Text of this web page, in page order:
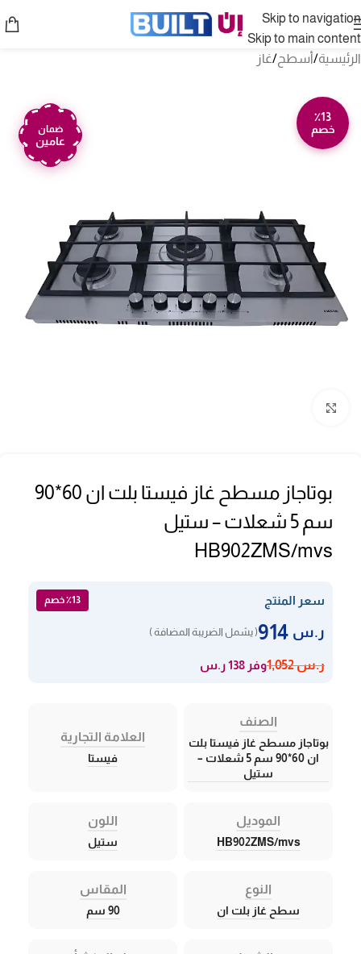
Skip to navigation
Skip to main content
الرئيسية/أسطح/غاز
٪13
خصم
ضمان
عامين
بوتاجاز مسطح غاز فيستا بلت ان 60*90
سم 5 شعلات – ستيل
HB902ZMS/mvs
سعر المنتج ٪13 خصم
ر.س ( يشمل الضريبة المضافة )
ر.س1,052 وفر 138 ر.س
الصنف
بوتاجاز مسطح غاز فيستا بلت
ان 60*90 سم 5 شعلات –
ستيل
العلامة التجارية
فيستا
الموديل
HB902ZMS/mvs
اللون
ستيل
النوع
سطح غاز بلت ان
المقاس
90 سم